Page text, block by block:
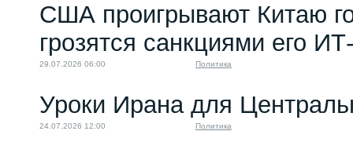
США проигрывают Китаю
грозятся санкциями его
29.07.2026 06:00 Политика
Уроки Ирана для
24.07.2026 12:00 Политика